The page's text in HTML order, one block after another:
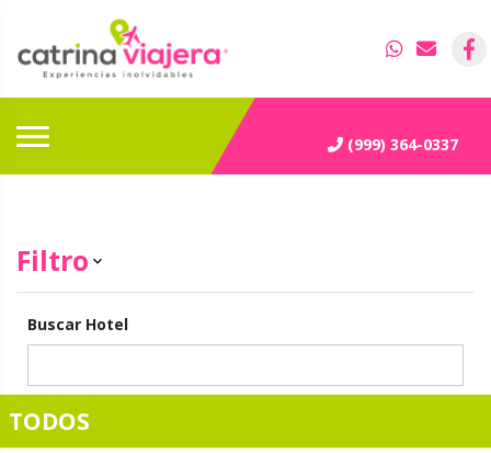
(999) 364-0337
Filtro keyboard_arrow_down
Buscar Hotel
TODOS